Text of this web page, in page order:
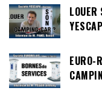
LOUER
EURO-